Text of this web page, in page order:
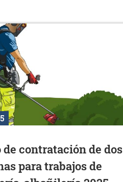
de contratación de dos
para trabajos de